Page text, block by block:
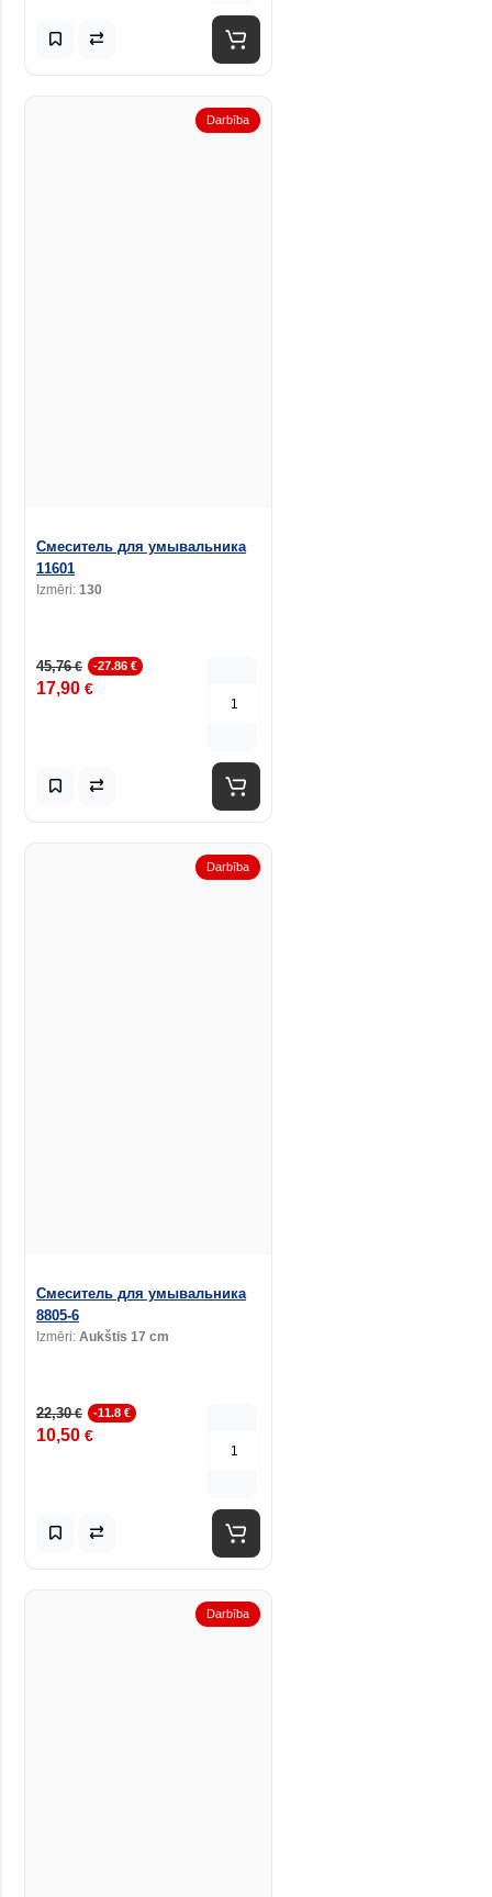
Darbība
Смеситель для умывальника
11601
Izmēri: 130
45,76€ -27.86 €
17,90 €
Darbība
Смеситель для умывальника
8805-6
Izmēri: Aukštis 17 cm
22,30€ -11.8 €
10,50 €
Darbība